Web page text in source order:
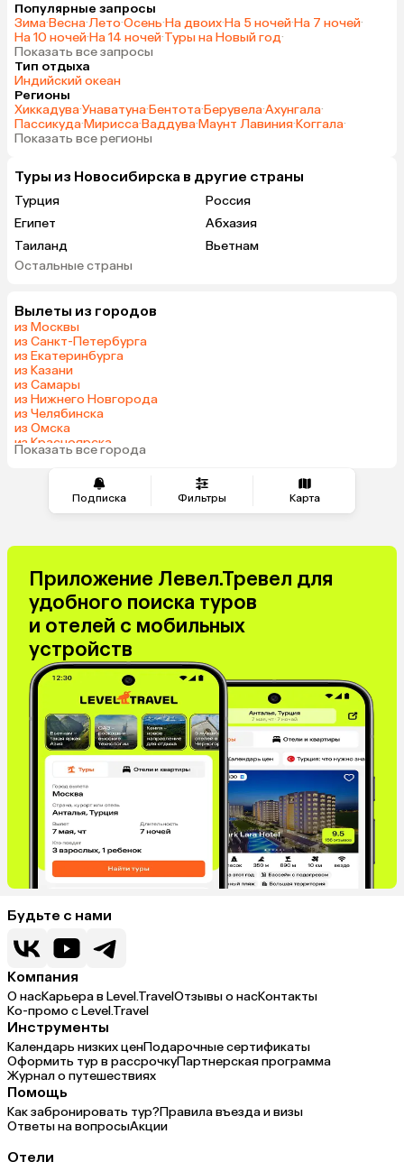
Подписка Фильтры Карта
Популярные запросы
Зима·Весна·Лето·Осень·На двоих·На 5 ночей·На 7 ночей·
На 10 ночей·На 14 ночей·Туры на Новый год·
Показать все запросы
Тип отдыха
Индийский океан
Регионы
Хиккадува·Унаватуна·Бентота·Берувела·Ахунгала·
Пассикуда·Мирисса·Ваддува·Маунт Лавиния·Коггала·
Показать все регионы
Туры из Новосибирска в другие страны
Турция
Россия
Египет
Абхазия
Таиланд
Вьетнам
ОАЭ
Саудовская Аравия
Остальные страны
Вылеты из городов
из Москвы
из Санкт-Петербурга
из Екатеринбурга
из Казани
из Самары
из Нижнего Новгорода
из Челябинска
из Омска
из Красноярска
из Волгограда
Показать все города
Приложение Левел.Тревел для
удобного поиска туров
и отелей с мобильных
устройств
Будьте с нами
Компания
О насКарьера в Level.TravelОтзывы о насКонтакты
Ко-промо с Level.Travel
Инструменты
Календарь низких ценПодарочные сертификаты
Оформить тур в рассрочкуПартнерская программа
Журнал о путешествиях
Помощь
Как забронировать тур?Правила въезда и визы
Ответы на вопросыАкции
Отели